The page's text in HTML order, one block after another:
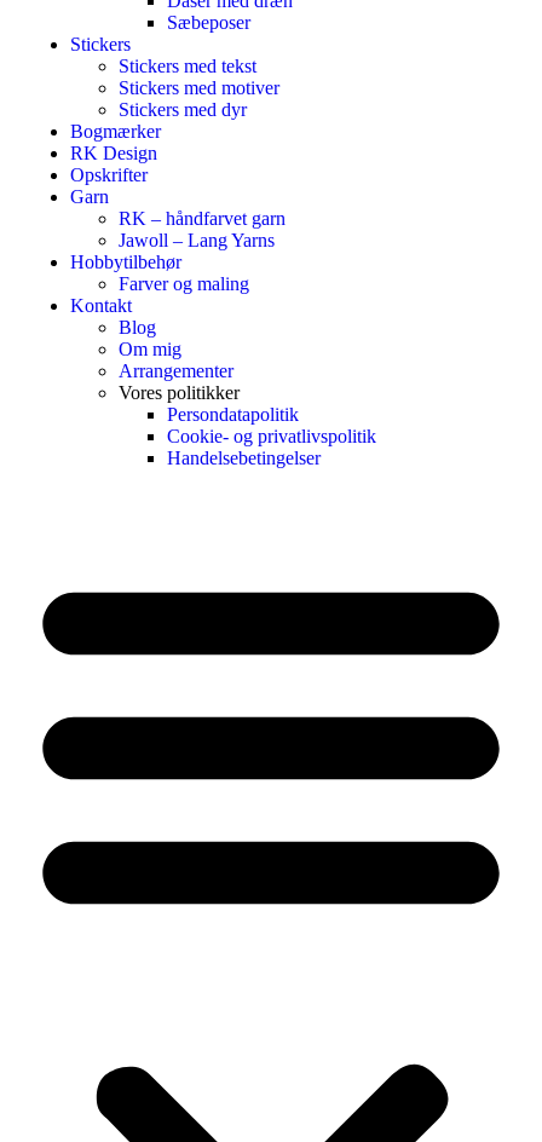
Sæbeposer
Stickers
Stickers med tekst
Stickers med motiver
Stickers med dyr
Bogmærker
RK Design
Opskrifter
Garn
RK – håndfarvet garn
Jawoll – Lang Yarns
Hobbytilbehør
Farver og maling
Kontakt
Blog
Om mig
Arrangementer
Vores politikker
Persondatapolitik
Cookie- og privatlivspolitik
Handelsebetingelser